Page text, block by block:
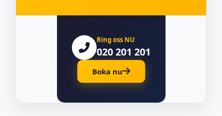
Ring oss NU
020 201 201
Boka nu